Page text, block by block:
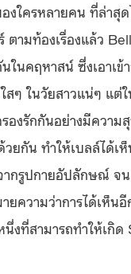
งใครหลายคน ที่ล่าสุ
ตามท้องเรื่องแล้ว
นคฤหาสน์ ซึ่งเอาเข้
สๆ ในวัยสาวแน่ๆ แต่
องรักกันอย่างมีความ
วยกัน ทำให้เบลล์ได้เ
ากรูปกายอัปลักษณ์ จ
ความว่าการได้เห็นอี
งที่สามารถทำให้เกิด